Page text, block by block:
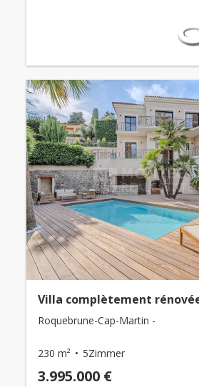
Villa complètement
Roquebrune-Cap-Martin -
230 m² 5Zimmer
3.995.000 €